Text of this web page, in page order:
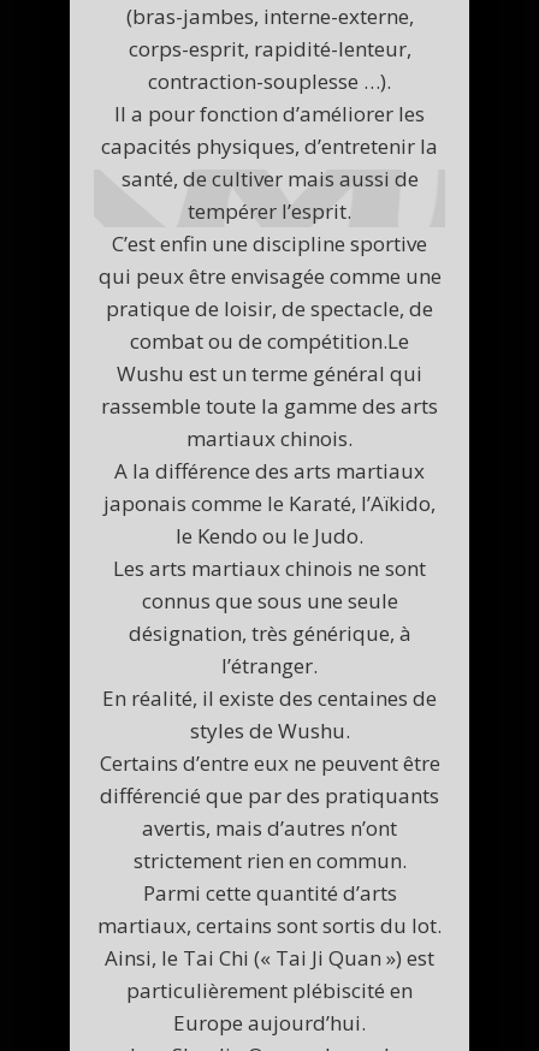
(bras-jambes, interne-externe,
corps-esprit, rapidité-lenteur,
contraction-souplesse …).
Il a pour fonction d’améliorer les
capacités physiques, d’entretenir la
santé, de cultiver mais aussi de
tempérer l’esprit.
C’est enfin une discipline sportive
qui peux être envisagée comme une
pratique de loisir, de spectacle, de
combat ou de compétition.Le
Wushu est un terme général qui
rassemble toute la gamme des arts
martiaux chinois.
A la différence des arts martiaux
japonais comme le Karaté, l’Aïkido,
le Kendo ou le Judo.
Les arts martiaux chinois ne sont
connus que sous une seule
désignation, très générique, à
l’étranger.
En réalité, il existe des centaines de
styles de Wushu.
Certains d’entre eux ne peuvent être
différencié que par des pratiquants
avertis, mais d’autres n’ont
strictement rien en commun.
Parmi cette quantité d’arts
martiaux, certains sont sortis du lot.
Ainsi, le Tai Chi (« Tai Ji Quan ») est
particulièrement plébiscité en
Europe aujourd’hui.